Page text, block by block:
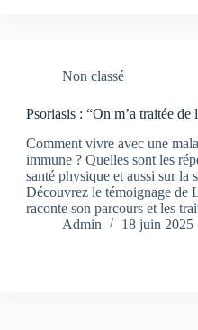
Non classé
Psoriasis : “On m’a traitée de
Comment vivre avec une
immune ? Quelles sont les
santé physique et aussi sur la
Découvrez le témoignage de
raconte son parcours et les
Admin
18 juin 2025